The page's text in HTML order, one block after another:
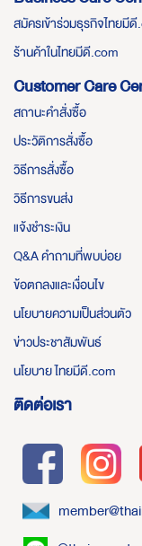
สมัครเข้าร่วมธุรกิจไทยมี
ร้านค้าในไทยมีดี.com
Customer Care
สถานะคำสั่งซื้อ
ประวัติการสั่งซื้อ
วิธีการสั่งซื้อ
วิธีการขนส่ง
แจ้งชำระเงิน
Q&A คำถามที่พบบ่อย
ข้อตกลงและเงื่อนไข
นโยบายความเป็นส่วนตัว
ข่าวประชาสัมพันธ์
นโยบาย ไทยมีดี.com
ติดต่อเรา